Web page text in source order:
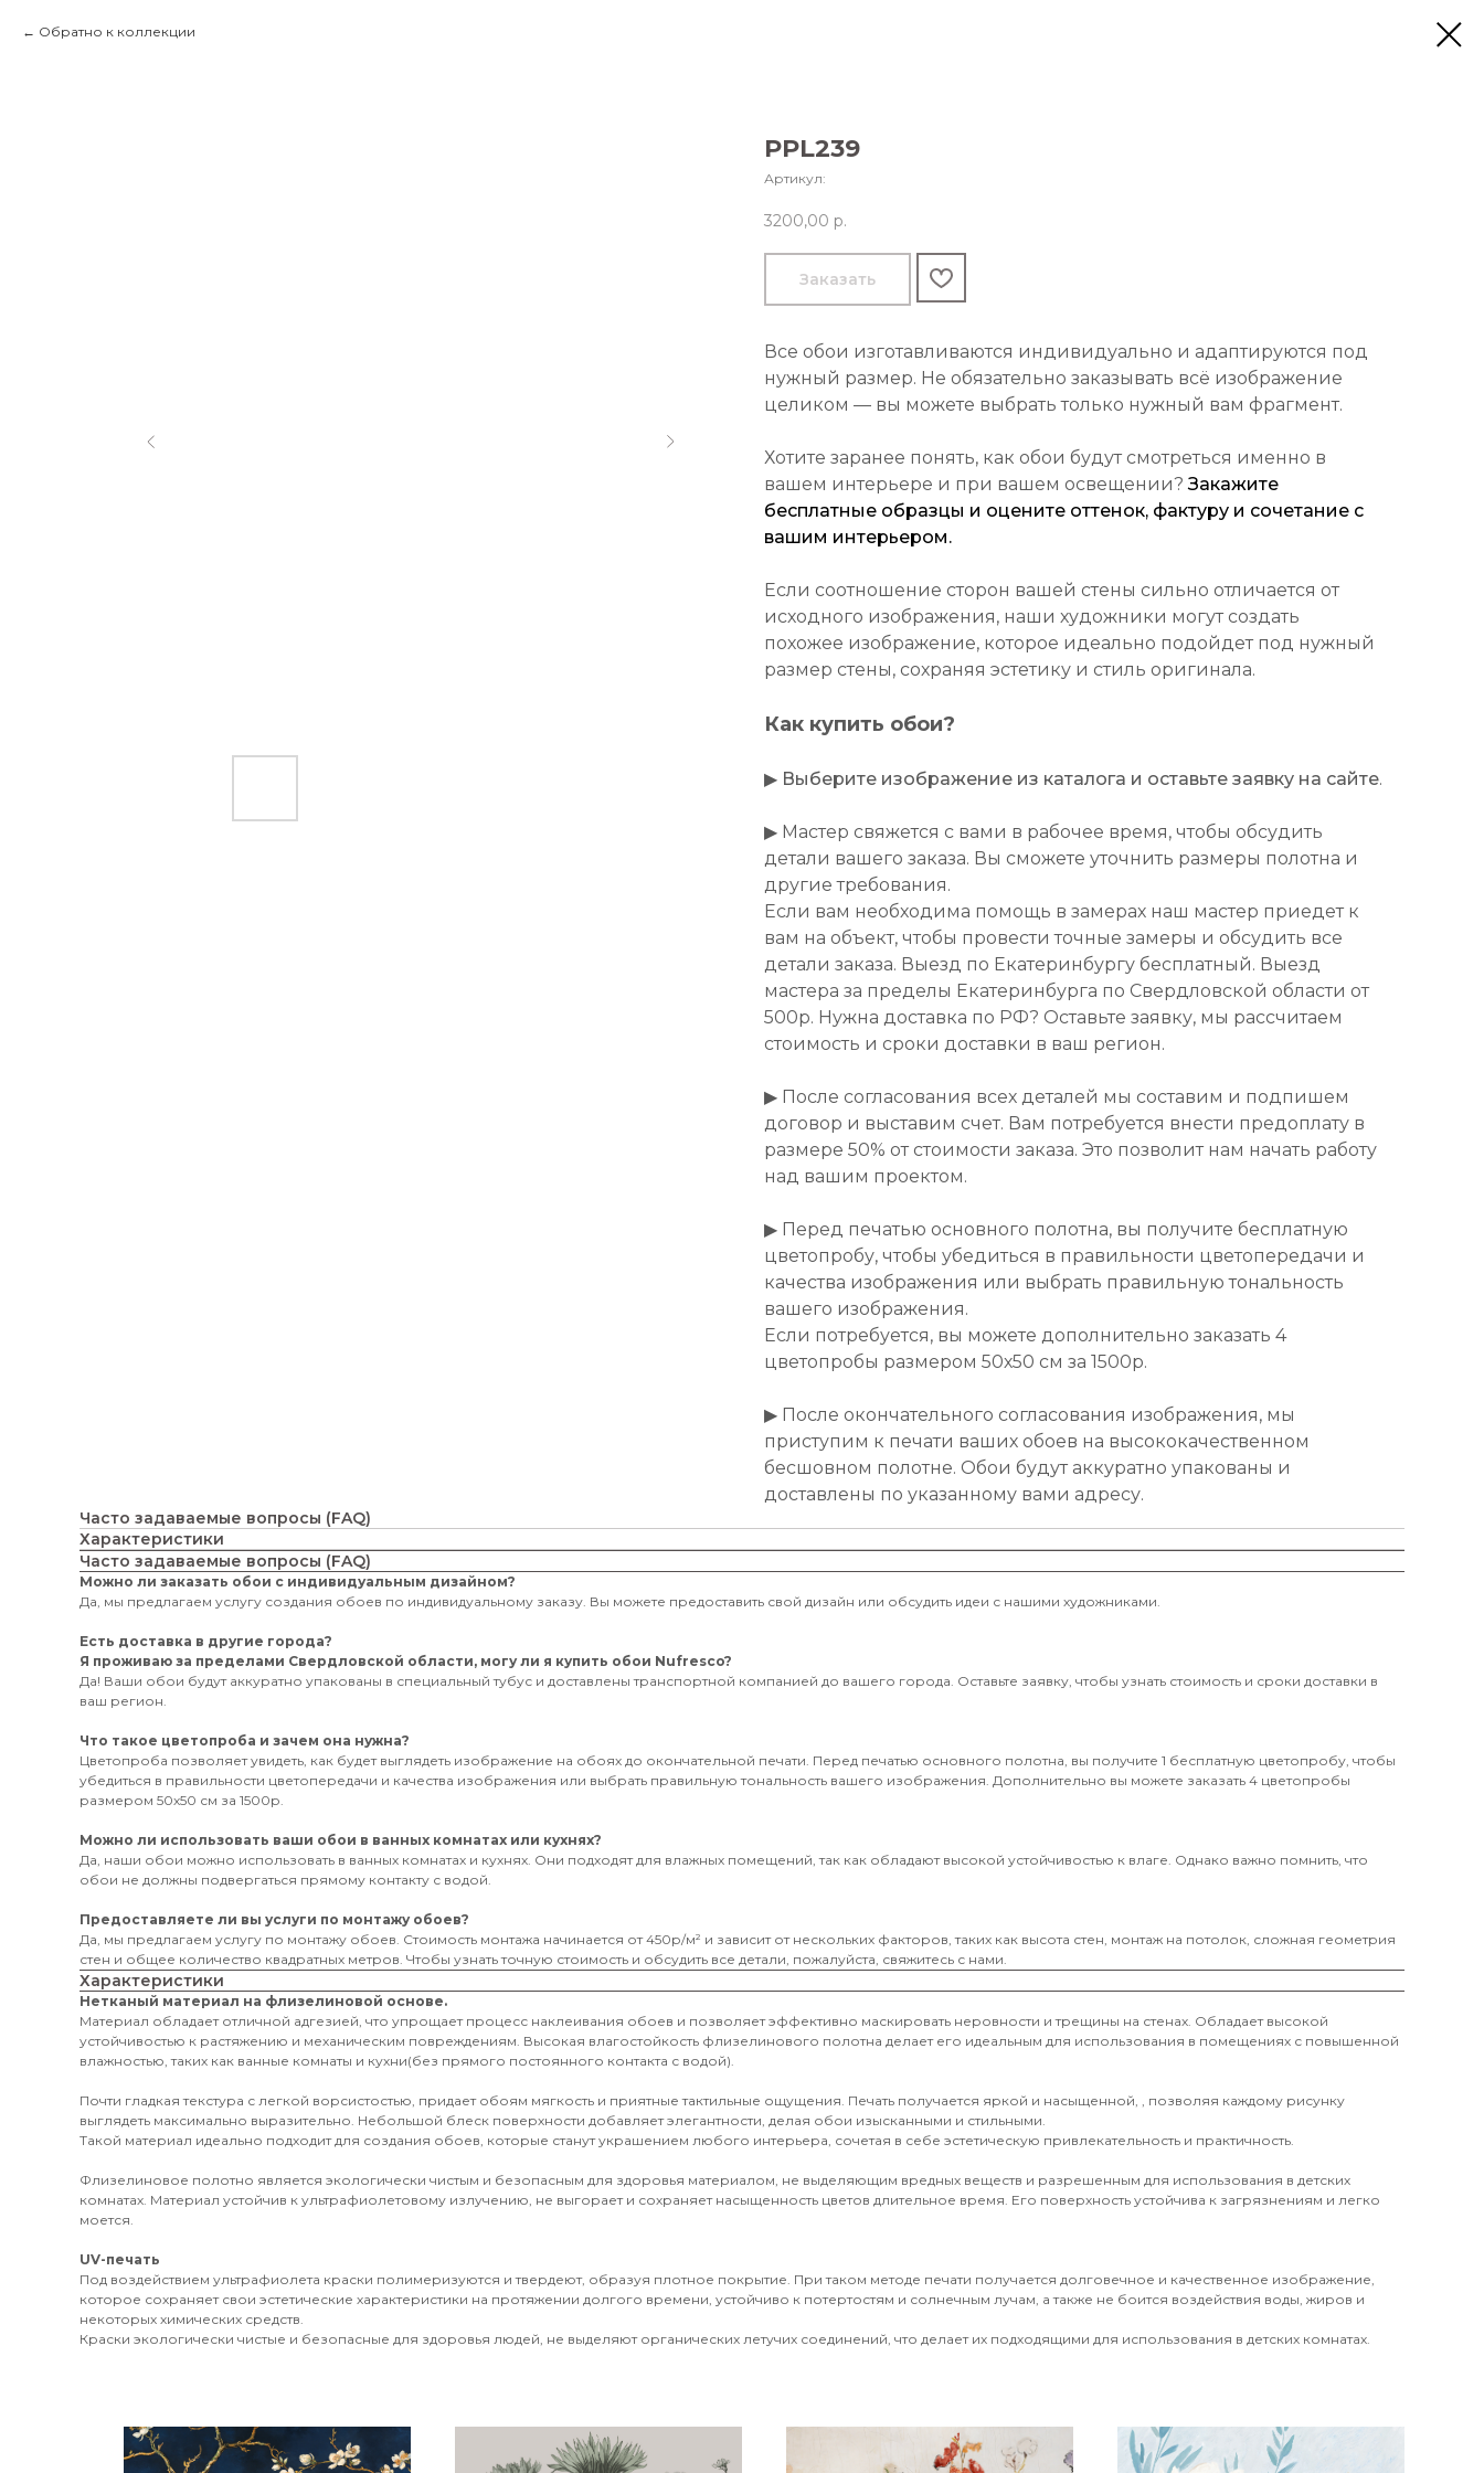
Обратно к коллекции
PPL239
Артикул:
3200,00 р.
Заказать
Все обои изготавливаются индивидуально и адаптируются под
нужный размер. Не обязательно заказывать всё изображение
целиком — вы можете выбрать только нужный вам фрагмент.
Хотите заранее понять, как обои будут смотреться именно в
вашем интерьере и при вашем освещении?Закажите
бесплатные образцы и оцените оттенок, фактуру и сочетание с
вашим интерьером.
Если соотношение сторон вашей стены сильно отличается от
исходного изображения, наши художники могут создать
похожее изображение, которое идеально подойдет под нужный
размер стены, сохраняя эстетику и стиль оригинала.
Как купить обои?
▶ Выберите изображение из каталога и оставьте заявку на сайте.
▶ Мастер свяжется с вами в рабочее время, чтобы обсудить
детали вашего заказа. Вы сможете уточнить размеры полотна и
другие требования.
Если вам необходима помощь в замерах наш мастер приедет к
вам на объект, чтобы провести точные замеры и обсудить все
детали заказа. Выезд по Екатеринбургу бесплатный. Выезд
мастера за пределы Екатеринбурга по Свердловской области от
500р. Нужна доставка по РФ? Оставьте заявку, мы рассчитаем
стоимость и сроки доставки в ваш регион.
▶ После согласования всех деталей мы составим и подпишем
договор и выставим счет. Вам потребуется внести предоплату в
размере 50% от стоимости заказа. Это позволит нам начать работу
над вашим проектом.
▶ Перед печатью основного полотна, вы получите бесплатную
цветопробу, чтобы убедиться в правильности цветопередачи и
качества изображения или выбрать правильную тональность
вашего изображения.
Если потребуется, вы можете дополнительно заказать 4
цветопробы размером 50х50 см за 1500р.
▶ После окончательного согласования изображения, мы
приступим к печати ваших обоев на высококачественном
бесшовном полотне. Обои будут аккуратно упакованы и
доставлены по указанному вами адресу.
Часто задаваемые вопросы (FAQ)
Характеристики
Часто задаваемые вопросы (FAQ)
Можно ли заказать обои с индивидуальным дизайном?
Да, мы предлагаем услугу создания обоев по индивидуальному заказу. Вы можете предоставить свой дизайн или обсудить идеи с нашими художниками.
Есть доставка в другие города?
Я проживаю за пределами Свердловской области, могу ли я купить обои Nufresco?
Да! Ваши обои будут аккуратно упакованы в специальный тубус и доставлены транспортной компанией до вашего города. Оставьте заявку, чтобы узнать стоимость и сроки доставки в
ваш регион.
Что такое цветопроба и зачем она нужна?
Цветопроба позволяет увидеть, как будет выглядеть изображение на обоях до окончательной печати. Перед печатью основного полотна, вы получите 1 бесплатную цветопробу, чтобы
убедиться в правильности цветопередачи и качества изображения или выбрать правильную тональность вашего изображения. Дополнительно вы можете заказать 4 цветопробы
размером 50х50 см за 1500р.
Можно ли использовать ваши обои в ванных комнатах или кухнях?
Да, наши обои можно использовать в ванных комнатах и кухнях. Они подходят для влажных помещений, так как обладают высокой устойчивостью к влаге. Однако важно помнить, что
обои не должны подвергаться прямому контакту с водой.
Предоставляете ли вы услуги по монтажу обоев?
Да, мы предлагаем услугу по монтажу обоев. Стоимость монтажа начинается от 450р/м² и зависит от нескольких факторов, таких как высота стен, монтаж на потолок, сложная геометрия
стен и общее количество квадратных метров. Чтобы узнать точную стоимость и обсудить все детали, пожалуйста, свяжитесь с нами.
Характеристики
Нетканый материал на флизелиновой основе.
Материал обладает отличной адгезией, что упрощает процесс наклеивания обоев и позволяет эффективно маскировать неровности и трещины на стенах. Обладает высокой
устойчивостью к растяжению и механическим повреждениям. Высокая влагостойкость флизелинового полотна делает его идеальным для использования в помещениях с повышенной
влажностью, таких как ванные комнаты и кухни(без прямого постоянного контакта с водой).
Почти гладкая текстура с легкой ворсистостью, придает обоям мягкость и приятные тактильные ощущения. Печать получается яркой и насыщенной, , позволяя каждому рисунку
выглядеть максимально выразительно. Небольшой блеск поверхности добавляет элегантности, делая обои изысканными и стильными.
Такой материал идеально подходит для создания обоев, которые станут украшением любого интерьера, сочетая в себе эстетическую привлекательность и практичность.
Флизелиновое полотно является экологически чистым и безопасным для здоровья материалом, не выделяющим вредных веществ и разрешенным для использования в детских
комнатах. Материал устойчив к ультрафиолетовому излучению, не выгорает и сохраняет насыщенность цветов длительное время. Его поверхность устойчива к загрязнениям и легко
моется.
UV-печать
Под воздействием ультрафиолета краски полимеризуются и твердеют, образуя плотное покрытие. При таком методе печати получается долговечное и качественное изображение,
которое сохраняет свои эстетические характеристики на протяжении долгого времени, устойчиво к потертостям и солнечным лучам, а также не боится воздействия воды, жиров и
некоторых химических средств.
Краски экологически чистые и безопасные для здоровья людей, не выделяют органических летучих соединений, что делает их подходящими для использования в детских комнатах.